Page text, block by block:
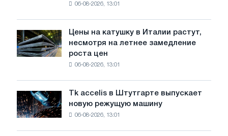
советской
авиации
Великой
Отечественной
войны
06-08-2026, 13:01
Цены
на
катушку
несмотря
на
замедление
Цены на катушку в Италии растут,
несмотря на летнее замедление
роста цен
06-08-2026, 13:01
Tk
accelis
в
Tk accelis в Штутгарте выпускает
новую режущую машину
06-08-2026, 13:01